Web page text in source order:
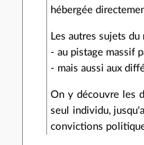
hébergée
Les autres sujets
- au pistage massif
- mais aussi aux
On y découvre les
seul individu,
convictions